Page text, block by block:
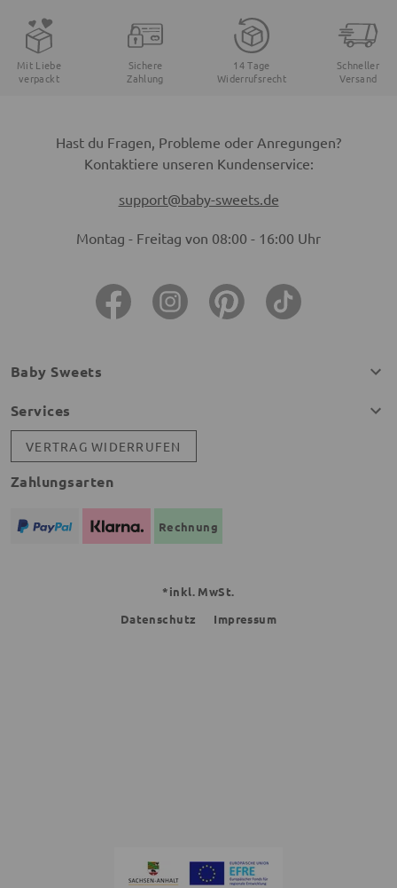
Mit Liebe
verpackt
Sichere
Zahlung
14 Tage
Widerrufsrecht
Schneller
Versand
Hast du Fragen, Probleme oder Anregungen?
Kontaktiere unseren Kundenservice:
support@baby-sweets.de
Montag - Freitag von 08:00 - 16:00 Uhr
Baby Sweets
Services
VERTRAG WIDERRUFEN
Zahlungsarten
Rechnung
*inkl. MwSt.
Datenschutz
Impressum